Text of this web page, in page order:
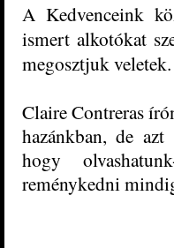
A Kedvenceink
ismert alkotókat
megosztjuk
Claire Contreras
hazánkban, de
hogy
reménykedni